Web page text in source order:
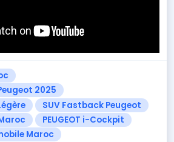
2025
SUV Fastback Peugeot
PEUGEOT i-Cockpit
Maroc